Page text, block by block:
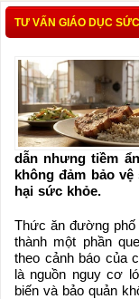
TƯ VẤN GIÁO DỤC
dẫn nhưng tiềm
không đảm bảo
hại sức khỏe.
Thức ăn đường
thành một phần
theo cảnh báo của
là nguồn nguy cơ
biến và bảo quản